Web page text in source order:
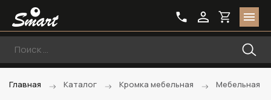
Главная Каталог Кромка мебельная Мебельная